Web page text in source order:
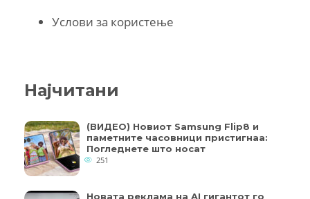
Услови за користење
Најчитани
(ВИДЕО) Новиот Samsung Flip8 и
паметните часовници пристигнаа:
Погледнете што носат
251
Новата реклама на AI гигантот го